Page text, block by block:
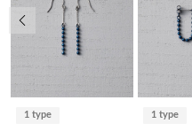
1 type 1 type
前の画像